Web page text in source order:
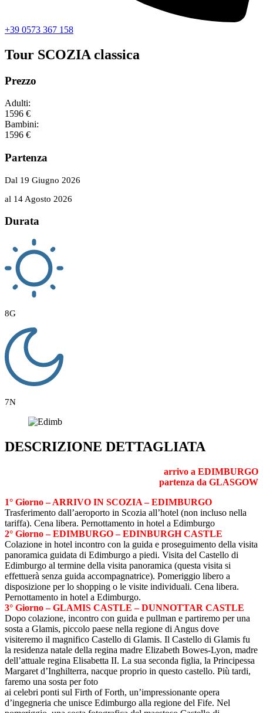
+39 0573 367 158
Tour SCOZIA classica
Prezzo
Adulti:
1596 €
Bambini:
1596 €
Partenza
Dal 19 Giugno 2026
al 14 Agosto 2026
Durata
8G
7N
DESCRIZIONE DETTAGLIATA
arrivo a EDIMBURGO
partenza da GLASGOW
1° Giorno – ARRIVO IN SCOZIA – EDIMBURGO
Trasferimento dall’aeroporto in Scozia all’hotel (non incluso nella
tariffa). Cena libera. Pernottamento in hotel a Edimburgo
2° Giorno – EDIMBURGO – EDINBURGH CASTLE
Colazione in hotel incontro con la guida e proseguimento della visita
panoramica guidata di Edimburgo a piedi. Visita del Castello di
Edimburgo al termine della visita panoramica (questa visita si
effettuerà senza guida accompagnatrice). Pomeriggio libero a
disposizione per lo shopping o le visite individuali. Cena libera.
Pernottamento in hotel a Edimburgo.
3° Giorno – GLAMIS CASTLE – DUNNOTTAR CASTLE
Dopo colazione, incontro con guida e pullman e partiremo per una
sosta a Glamis, piccolo paese nella regione di Angus dove
visiteremo il magnifico Castello di Glamis. Il Castello di Glamis fu
la residenza natale della regina madre Elizabeth Bowes-Lyon, madre
dell’attuale regina Elisabetta II. La sua seconda figlia, la Principessa
Margaret d’Inghilterra, nacque proprio in questo castello. Più tardi,
faremo una sosta per foto
ai celebri ponti sul Firth of Forth, un’impressionante opera
d’ingegneria che unisce Edimburgo alla regione del Fife. Nel